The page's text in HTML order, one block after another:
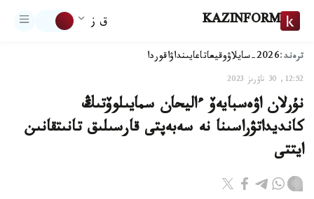
KAZINFORM ق ز
ترەند:2026-سايلاۋ وقيعاتاعايىنداۋاقوردا
12:52, 30 ناۋرىز 2023
نۇرلان اۋەسبايەۆ ءاليحان سمايىلوۆتىڭ
كانديداتۋراسىنا نە سەبەپتى قارسىلىق تانىتقانىن
ايتتى